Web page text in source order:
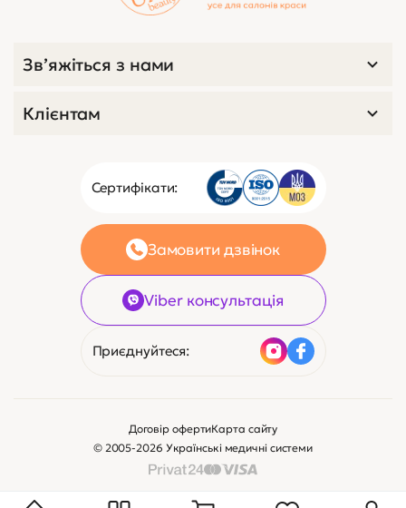
Сертифікати:
Замовити дзвінок
Viber консультація
Приєднуйтеся:
Зв’яжіться з нами
Клієнтам
© 2005-2026 Українські медичні системи
Договір офертиКарта сайту